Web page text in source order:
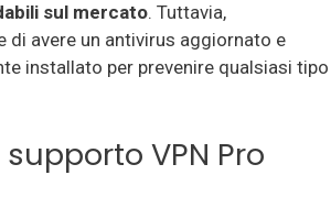
sul mercato. Tuttavia,
di avere un antivirus aggiornato e
installato per prevenire qualsiasi tipo
VPN Pro